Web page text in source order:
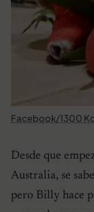
Facebook/1300
Desde que
Australia, se
pero Billy hace